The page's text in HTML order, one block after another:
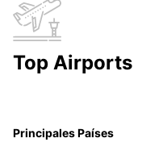
Top Airports
Principales Países